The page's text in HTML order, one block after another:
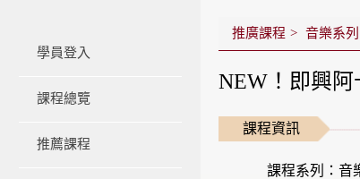
學員登入
課程總覽
推薦課程
推廣課程 音樂系列
NEW！即興阿
課程資訊
課程系列：音